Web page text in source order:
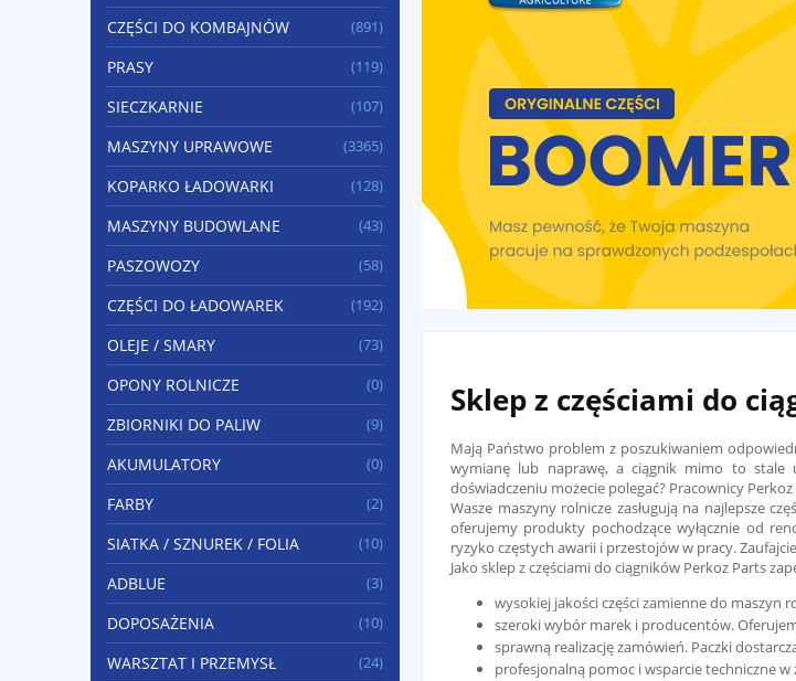
CZĘŚCI DO KOMBAJNÓW (891)
PRASY (119)
SIECZKARNIE (107)
MASZYNY UPRAWOWE (3365)
KOPARKO ŁADOWARKI (128)
MASZYNY BUDOWLANE (43)
PASZOWOZY (58)
CZĘŚCI DO ŁADOWAREK (192)
OLEJE / SMARY (73)
OPONY ROLNICZE (0)
ZBIORNIKI DO PALIW (9)
AKUMULATORY (0)
FARBY (2)
SIATKA / SZNUREK / FOLIA (10)
ADBLUE (3)
DOPOSAŻENIA (10)
WARSZTAT I PRZEMYSŁ (24)
Sklep z częściami do
Mają Państwo problem z poszukiwaniem
wymianę lub naprawę, a ciągnik mimo to stale
doświadczeniu możecie polegać? Pracownicy
Wasze maszyny rolnicze zasługują na najlepsze
oferujemy produkty pochodzące wyłącznie od
ryzyko częstych awarii i przestojów w pracy.
Jako sklep z częściami do ciągników Perkoz Parts
wysokiej jakości części zamienne do maszyn
szeroki wybór marek i producentów.
sprawną realizację zamówień. Paczki
profesjonalną pomoc i wsparcie techniczne